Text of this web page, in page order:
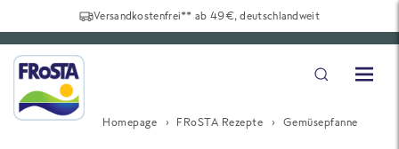
Versandkostenfrei** ab 49€, deutschlandweit
Homepage FRoSTA Rezepte Gemüsepfanne